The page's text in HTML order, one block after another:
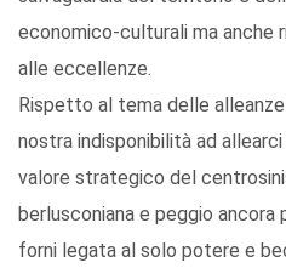
economico-culturali ma anche
alle eccellenze.
Rispetto al tema delle
nostra indisponibilità ad
valore strategico del
berlusconiana e peggio
forni legata al solo potere e